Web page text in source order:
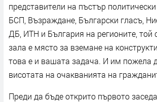
представители на пъстър
БСП, Възраждане, Български гласъ,
ДБ, ИТН и България на регионите, той
зала е място за вземане на
това е и вашата задача. И им пожела
висотата на очакванията на
Преди да бъде открито първото